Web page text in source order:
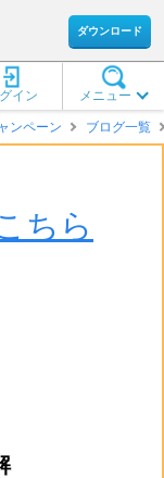
ダウンロード
メニュー
イン
ンペーン ブログ一覧
ちら